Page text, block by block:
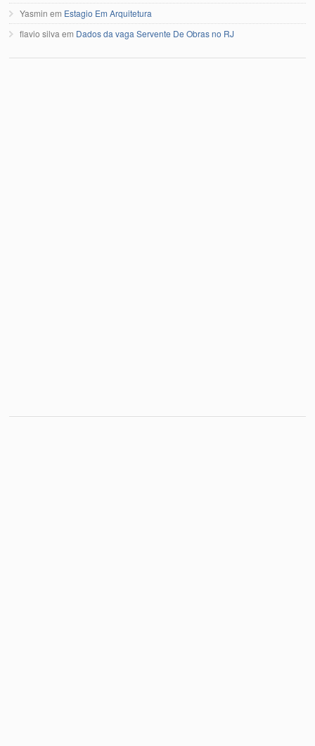
Yasmin em Estagio Em Arquitetura
flavio silva em Dados da vaga Servente De Obras no RJ